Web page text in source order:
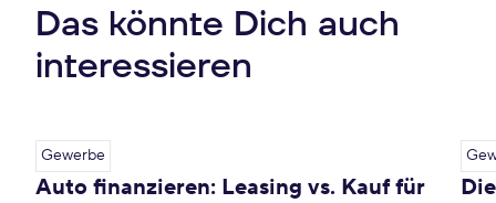
Das könnte Dich auch
interessieren
Gewerbe
Auto finanzieren: Leasing vs. Kauf für